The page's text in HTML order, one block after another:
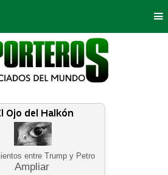
entre Trump y Petro
Ampliar
Opinión Bogotá
Tierra Deportes
Neira